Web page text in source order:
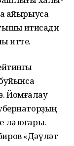
айырыуса
иҡтисади
итте.
Йомғаҡлау
лә юғары.
«Дәүләт